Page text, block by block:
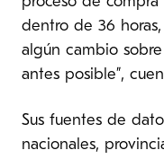
dentro de 36
algún cambio
antes posible”,
Sus fuentes de
nacionales,